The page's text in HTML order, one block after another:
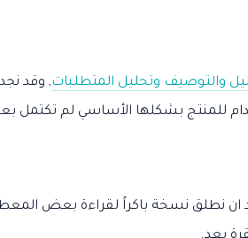
والتوصيف وتحليل المتطلبات, وقد
للمنتج بشكلها الأساسي لم تكتمل
ان نطلق نسخة باكراً لقراءة بعض